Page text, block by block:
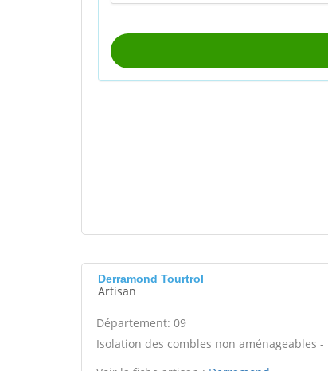
Derramond Tourtrol
Artisan
Département: 09
Isolation des combles non aménageables -